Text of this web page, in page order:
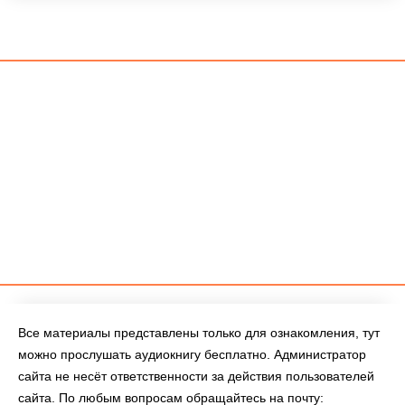
Все материалы представлены только для ознакомления, тут
можно прослушать аудиокнигу бесплатно. Администратор
сайта не несёт ответственности за действия пользователей
сайта. По любым вопросам обращайтесь на почту: